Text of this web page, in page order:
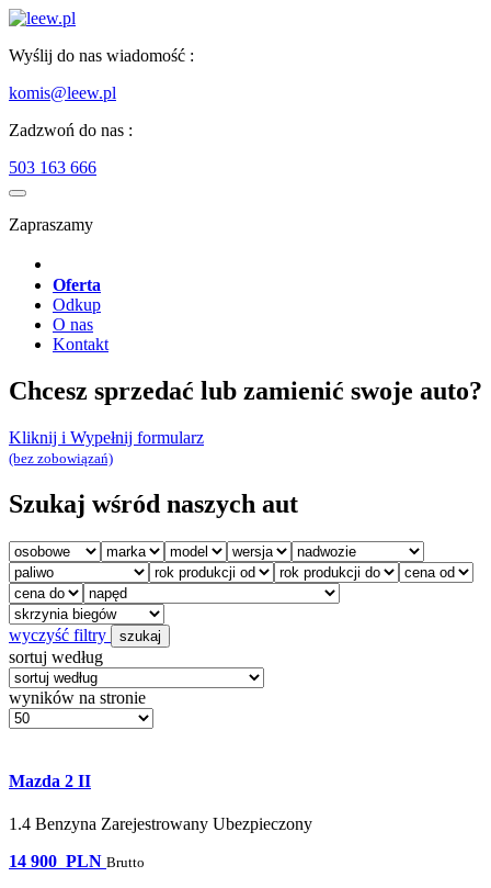
Wyślij do nas wiadomość :
komis@leew.pl
Zadzwoń do nas :
503 163 666
Zapraszamy
Oferta
Odkup
O nas
Kontakt
Chcesz sprzedać lub zamienić swoje auto?
Kliknij i Wypełnij formularz
(bez zobowiązań)
Szukaj wśród naszych aut
wyczyść filtry szukaj
sortuj według
wyników na stronie
Mazda 2 II
1.4 Benzyna Zarejestrowany Ubezpieczony
14 900 PLN Brutto